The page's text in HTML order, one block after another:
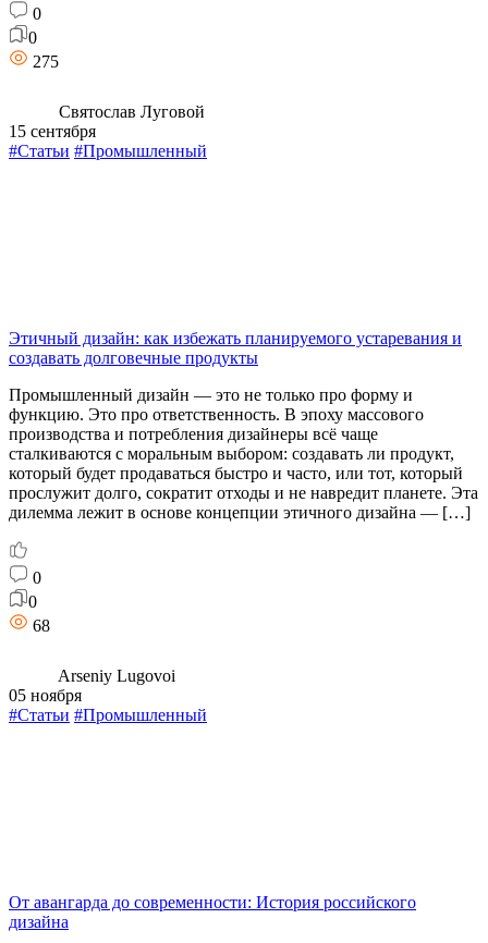
0
0
275
Святослав Луговой
15 сентября
#Статьи #Промышленный
Этичный дизайн: как избежать планируемого устаревания и
создавать долговечные продукты
Промышленный дизайн — это не только про форму и
функцию. Это про ответственность. В эпоху массового
производства и потребления дизайнеры всё чаще
сталкиваются с моральным выбором: создавать ли продукт,
который будет продаваться быстро и часто, или тот, который
прослужит долго, сократит отходы и не навредит планете. Эта
дилемма лежит в основе концепции этичного дизайна — […]
0
0
68
Arseniy Lugovoi
05 ноября
#Статьи #Промышленный
От авангарда до современности: История российского
дизайна